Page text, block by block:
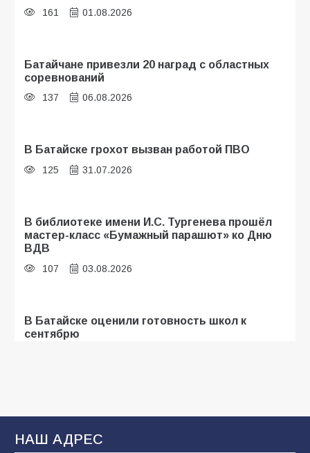
161 01.08.2026
Батайчане привезли 20 наград с областных
соревнований
137 06.08.2026
В Батайске грохот вызван работой ПВО
125 31.07.2026
В библиотеке имени И.С. Тургенева прошёл
мастер-класс «Бумажный парашют» ко Дню
ВДВ
107 03.08.2026
В Батайске оценили готовность школ к
сентябрю
образовательного кластера
106 05.08.2026
НАШ АДРЕС